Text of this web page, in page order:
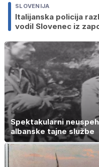
SLOVENIJA
Italijanska policija
vodil Slovenec iz
Spektakularni
albanske tajne službe